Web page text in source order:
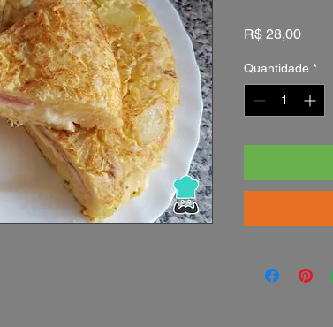
R$ 28,00Preço
Quantidade *